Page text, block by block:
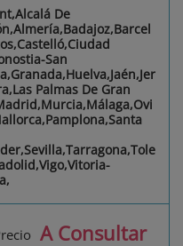
De
San
Palmas De Gran
A Consultar